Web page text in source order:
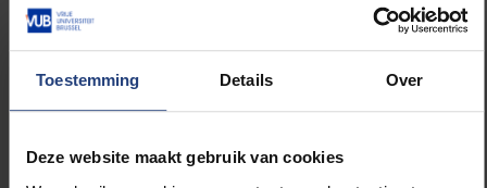
Toestemming Details Over
Deze website maakt gebruik van cookies
wetenschappelijk onderzoek is gebleken dat deze
therapie succesvol pijn bestrijdt en een positief effect
uit een enquête bij 7000 patiënten met chronische
pijn die een jaar lang met Andullatie werden
meer gebruikten. Een ander onderzoek , uitgevoerd